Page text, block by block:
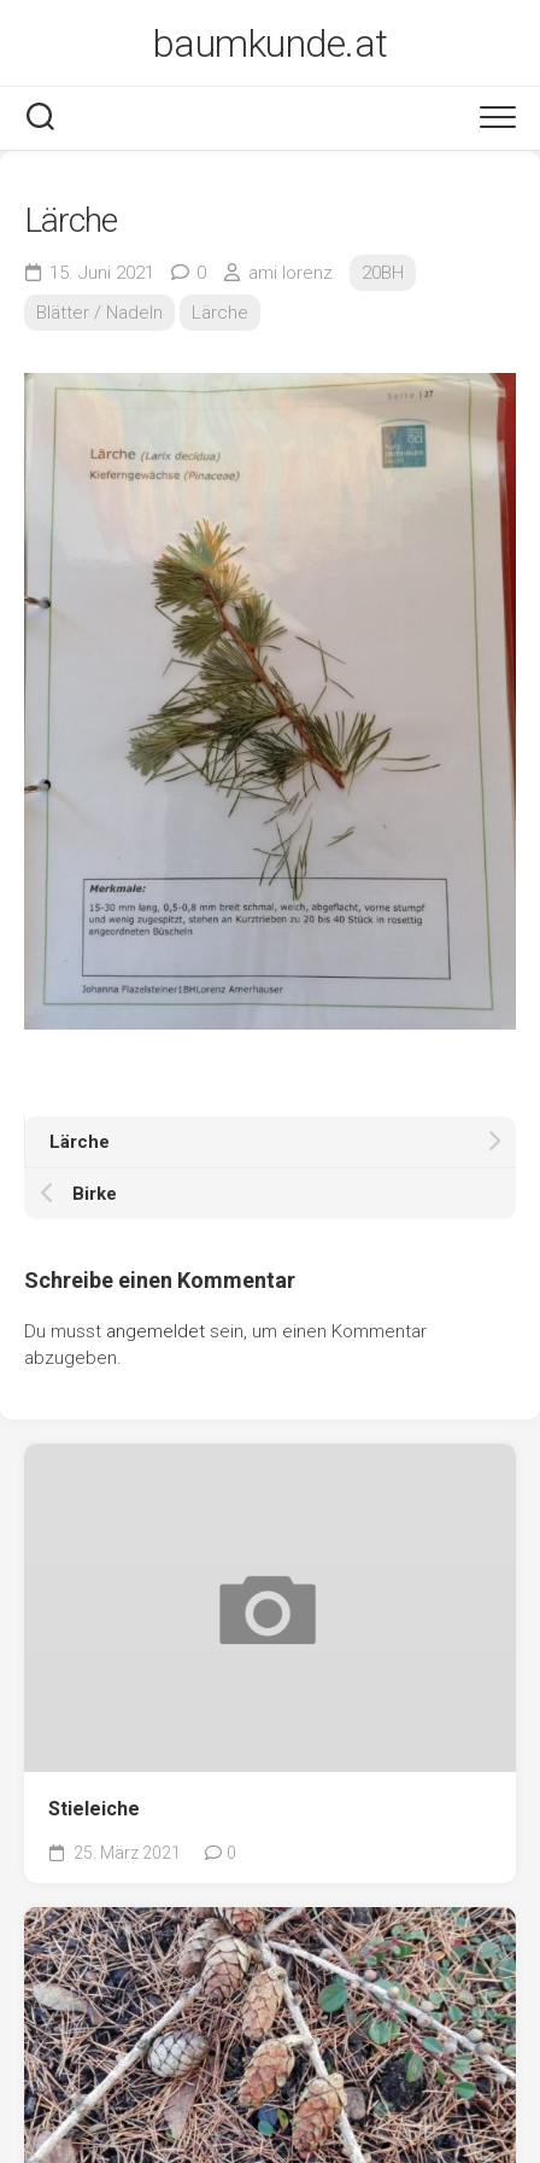
baumkunde.at
Lärche
15. Juni 2021 0 ami lorenz
20BH
Blätter / Nadeln
Lärche
Lärche
Birke
Schreibe einen Kommentar
Du musst angemeldet sein, um einen Kommentar
abzugeben.
Stieleiche
25. März 2021 0